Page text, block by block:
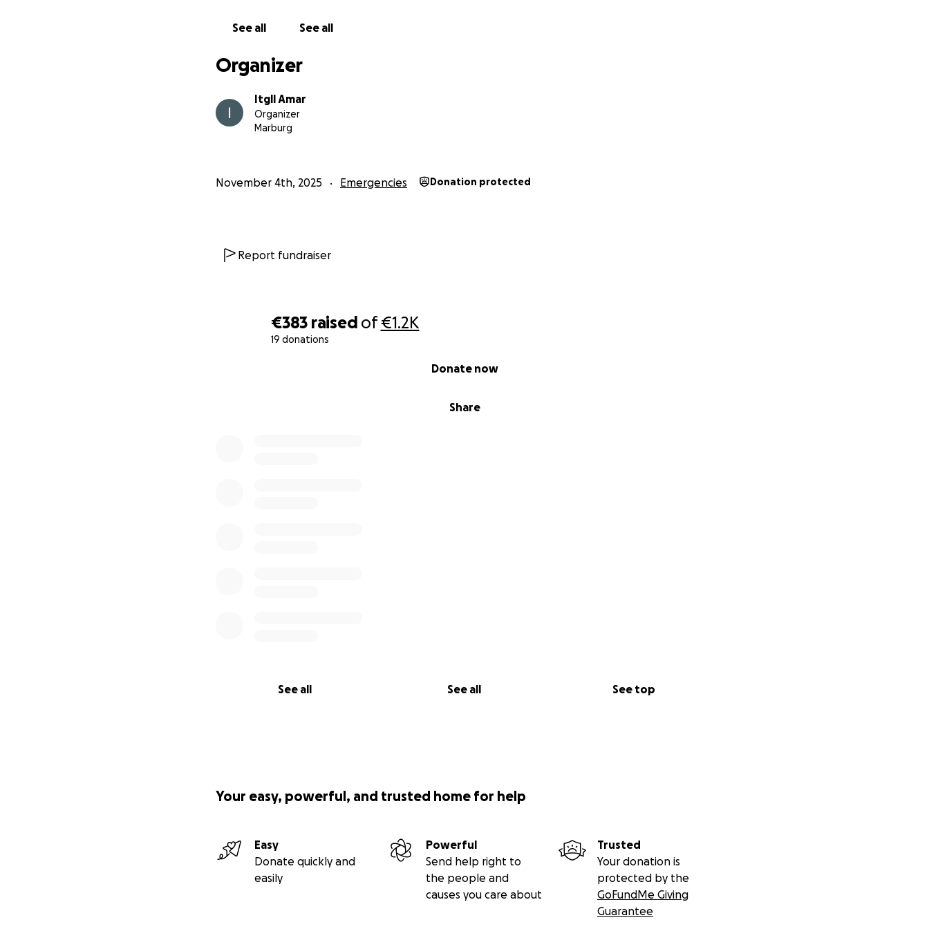
€383 raised of€1.2K
19 donations
Share
Donate now
See all See all See top
Thank you from the bottom of our hearts for any support. Every bit helps.
See all See all
Organizer
Itgll Amar
Organizer
Marburg
November 4th, 2025 Emergencies Donation protected
Report fundraiser
Your easy, powerful, and trusted home for help
Easy
Donate quickly and
easily
Powerful
Send help right to
the people and
causes you care about
Trusted
Your donation is
protected by the
GoFundMe Giving
Guarantee